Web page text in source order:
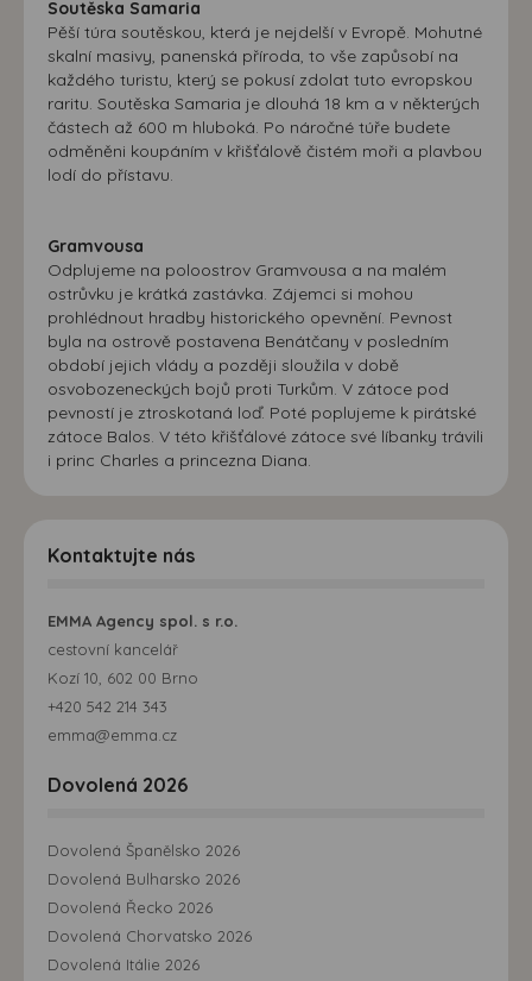
Soutěska Samaria
Pěší túra soutěskou, která je nejdelší v Evropě. Mohutné
skalní masivy, panenská příroda, to vše zapůsobí na
každého turistu, který se pokusí zdolat tuto evropskou
raritu. Soutěska Samaria je dlouhá 18 km a v některých
částech až 600 m hluboká. Po náročné túře budete
odměněni koupáním v křišťálově čistém moři a plavbou
lodí do přístavu.
Gramvousa
Odplujeme na poloostrov Gramvousa a na malém
ostrůvku je krátká zastávka. Zájemci si mohou
prohlédnout hradby historického opevnění. Pevnost
byla na ostrově postavena Benátčany v posledním
období jejich vlády a později sloužila v době
osvobozeneckých bojů proti Turkům. V zátoce pod
pevností je ztroskotaná loď. Poté poplujeme k pirátské
zátoce Balos. V této křišťálové zátoce své líbanky trávili
i princ Charles a princezna Diana.
Kontaktujte nás
EMMA Agency spol. s r.o.
cestovní kancelář
Kozí 10, 602 00 Brno
+420 542 214 343
emma@emma.cz
Dovolená 2026
Dovolená Španělsko 2026
Dovolená Bulharsko 2026
Dovolená Řecko 2026
Dovolená Chorvatsko 2026
Dovolená Itálie 2026